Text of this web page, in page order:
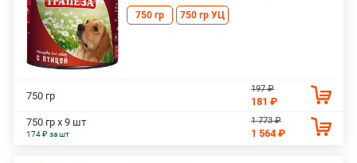
750 гр 750 гр УЦ
750 гр
197 ₽
181 ₽
750 гр х 9 шт
174 ₽ за шт
1 773 ₽
1 564 ₽